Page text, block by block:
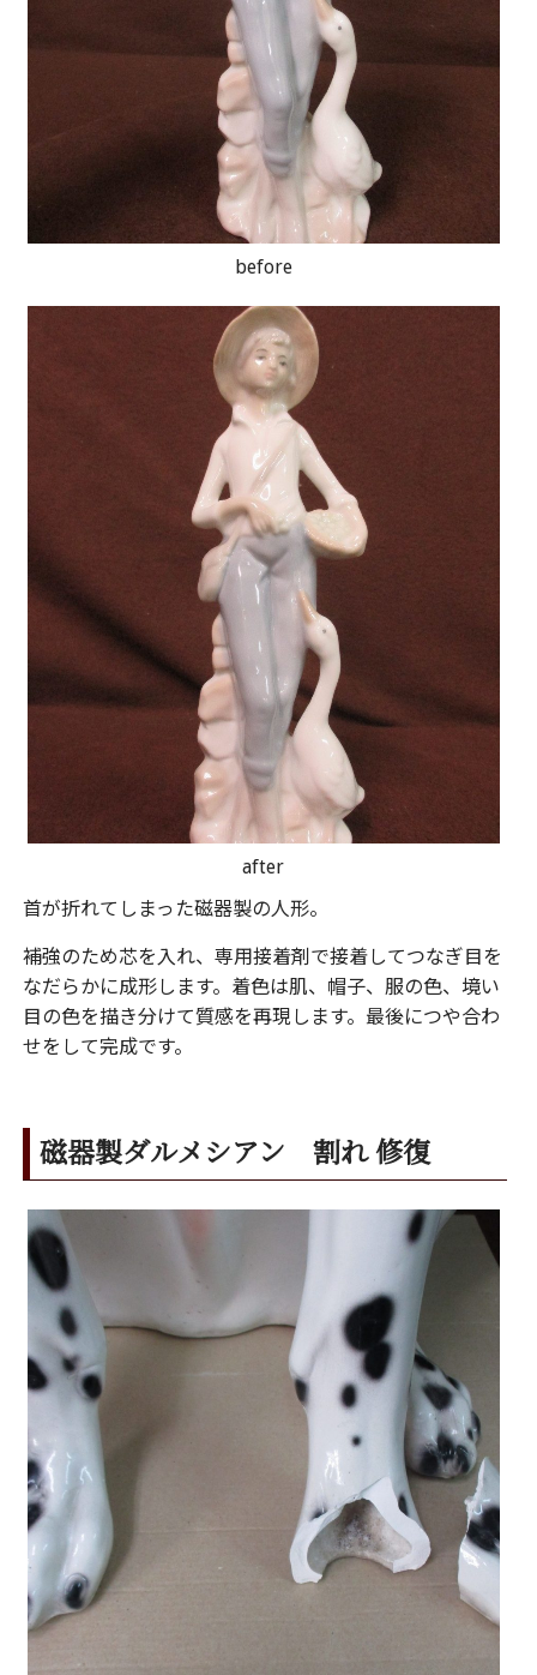
before
after
首が折れてしまった磁器製の人形。
補強のため芯を入れ、専用接着剤で接着してつなぎ目を
なだらかに成形します。着色は肌、帽子、服の色、境い
目の色を描き分けて質感を再現します。最後につや合わ
せをして完成です。
磁器製ダルメシアン 割れ 修復